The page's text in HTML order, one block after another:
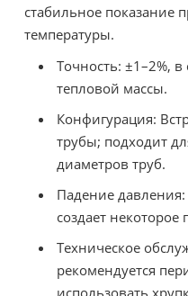
стабильное показание
температуры.
Точность: ±1–2%,
тепловой массы.
Конфигурация:
трубы; подходит
диаметров труб.
Падение
создает
Техническое
рекомендуется